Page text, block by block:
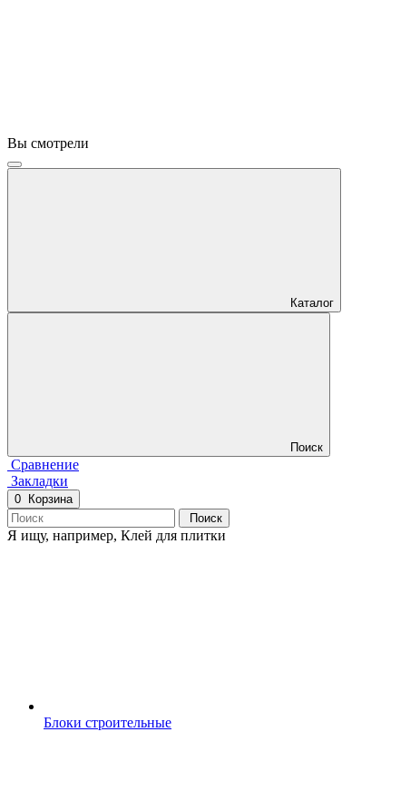
Вы смотрели
Каталог
Поиск
Сравнение
Закладки
0
Корзина
Поиск
Я ищу, например, Клей для плитки
Блоки строительные